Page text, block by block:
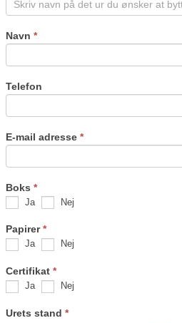
Navn *
Telefon
E-mail adresse *
Boks *
Ja Nej
Papirer*
Ja Nej
Certifikat *
Ja Nej
Urets stand *